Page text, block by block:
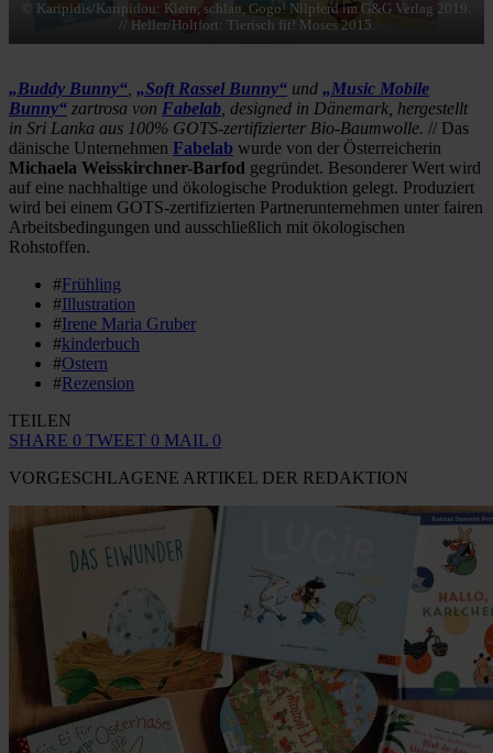
© Karipidis/Karipidou: Klein, schlau, Gogo! Nilpferd im G&G Verlag 2019.
// Heller/Holtfort: Tierisch fit! Moses 2015.
„Buddy Bunny“ „Soft Rassel Bunny“ und „Music Mobile
Bunny“ zartrosa von Fabelab , designed in Dänemark, hergestellt
in Sri Lanka aus 100% GOTS-zertifizierter Bio-Baumwolle. // Das
dänische Unternehmen Fabelab wurde von der Österreicherin
Michaela Weisskirchner-Barfod gegründet. Besonderer Wert wird
auf eine nachhaltige und ökologische Produktion gelegt. Produziert
wird bei einem GOTS-zertifizierten Partnerunternehmen unter fairen
Arbeitsbedingungen und ausschließlich mit ökologischen
Rohstoffen.
#Frühling
#Illustration
#Irene Maria Gruber
#kinderbuch
#Ostern
#Rezension
TEILEN
SHARE 0 TWEET 0 MAIL 0
VORGESCHLAGENE ARTIKEL DER REDAKTION